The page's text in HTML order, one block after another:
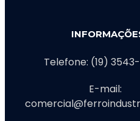
Telefone: (19)
E-mail: